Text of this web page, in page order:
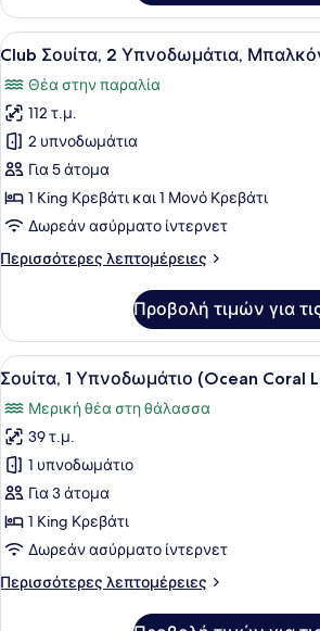
1
Υπνοδωμάτιο,
Μπαλκόνι,
στη
Θάλασσα
(Club)
Προβολή
όλων
των
φωτογραφιών
για
Club
Σουίτα,
2
Υπνοδωμάτια,
Μπαλκόνι
Ένα
11
Club Σουίτα, 2 Υπνοδωμάτια,
Θέα στην παραλία
112 τ.μ.
2 υπνοδωμάτια
Για 5 άτομα
1 King Κρεβάτι και 1 Μονό Κρεβάτι
Δωρεάν ασύρματο ίντερνετ
Περισσότερες λεπτομέρειες
Περισσότερες
Σουίτα,
Υπνοδωμάτια,
(Ocean)
Προβολή τιμών για
Προβολή
όλων
των
φωτογραφιών
για
Σουίτα,
1
Υπνοδωμάτιο
(Ocean
Coral
Ένα
7
Σουίτα, 1 Υπνοδωμάτιο (Ocean Coral
Μερική θέα στη θάλασσα
39 τ.μ.
1 υπνοδωμάτιο
Για 3 άτομα
1 King Κρεβάτι
Δωρεάν ασύρματο ίντερνετ
Περισσότερες λεπτομέρειες
Περισσότερες